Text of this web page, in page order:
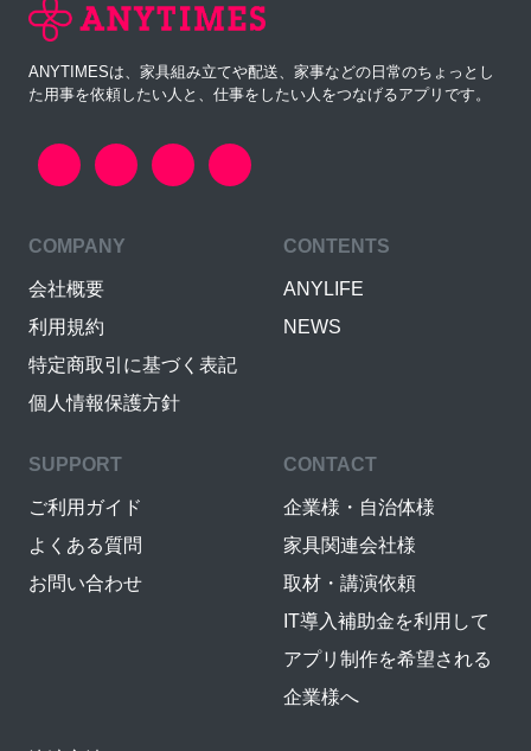
ANYTIMESは、家具組み立てや配送、家事などの日常のちょっとし
た用事を依頼したい人と、仕事をしたい人をつなげるアプリです。
COMPANY
会社概要
利用規約
特定商取引に基づく表記
個人情報保護方針
CONTENTS
ANYLIFE
NEWS
SUPPORT
ご利用ガイド
よくある質問
お問い合わせ
CONTACT
企業様・自治体様
家具関連会社様
取材・講演依頼
IT導入補助金を利用して
アプリ制作を希望される
企業様へ